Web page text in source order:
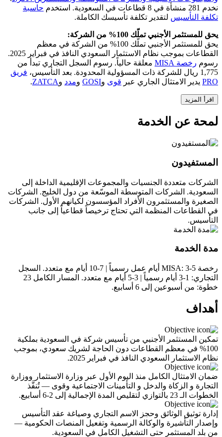
نخدم 281 منشأة في 8 قطاعات في السعودية. استخدم
حاسبة
تكلفة التأسيس لتقدير تكلفة تأسيسك الكاملة.
يحق للمستثمر الأجنبي تملّك 100% من الشركة:
يحق للمستثمر الأجنبي تملّك 100% من الشركة في معظم
القطاعات بموجب نظام الاستثمار السعودي النافذ في فبراير 2025.
رسوم رخصة MISA
معلقة حالياً. رسوم السجل التجاري تبدأ من
1,775 ريال للشركة ذات المسؤولية المحدودة. بعد التأسيس،
فريق
PRO يدير الامتثال الجاري عبر قوى وGOSI ومدد وZATCA
.
اقرأ المزيد
لمحة عن الخدمة
المستفيدون
الشركات متعددة الجنسيات والمجموعات الإقليمية الداخلة إلى
السعودية. الشركات المتوسطة الموسّعة من دول الخليج. الشركات
الصغيرة والمستثمرون الأفراد المؤسسون لكيانهم الأول. الشركات
في القطاعات المنظمة التي تحتاج ترخيصاً قطاعياً إلى جانب
التأسيس.
مدة الخدمة
رخصة MISA: 3-5 أيام عمل رسمياً | 7-10 أيام مع متعدد. السجل
التجاري: 1-3 أيام رسمياً | 3-5 أيام مع متعدد. المسار الكامل 23
خطوة: من أسبوعين إلى 6 أسابيع.
أهداف
تمكين المستثمر الأجنبي من تأسيس شركة في السعودية بملكية
100% في معظم القطاعات دون الحاجة لشريك سعودي، بموجب
نظام الاستثمار السعودي النافذ في فبراير 2025.
ضمان الامتثال الكامل منذ اليوم الأول عبر وزارة الاستثمار ووزارة
التجارة و الزكاة والدخل و التأمينات الاجتماعية وقوى — تُنفَّذ
الخطوات الـ 23 بالتوازي لتقليص المدة الإجمالية إلى 2-6 أسابيع.
إدارة توثيق الوثائق وحجز الاسم التجاري وصياغة عقد التأسيس
وإصدار التأشيرة والوكالة الرسمية وتفعيل المنصات الحكومية —
من بلد المستثمر حتى التشغيل الكامل في السعودية.